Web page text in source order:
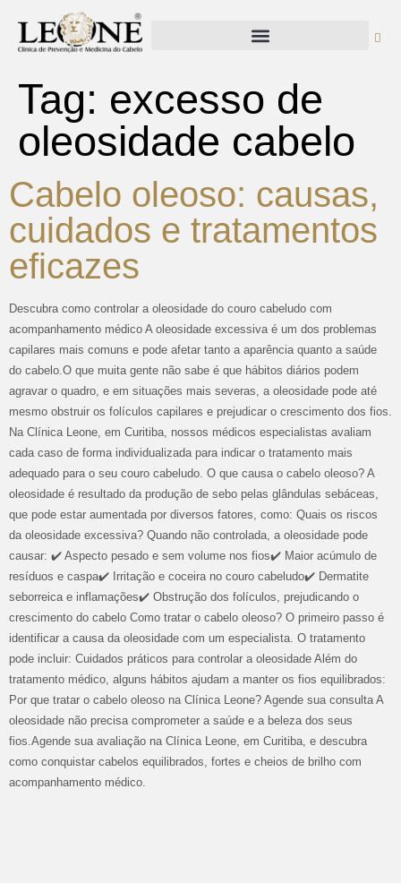
Tag: excesso de
oleosidade cabelo
Cabelo oleoso: causas,
cuidados e tratamentos
eficazes
Descubra como controlar a oleosidade do couro cabeludo com
acompanhamento médico A oleosidade excessiva é um dos problemas
capilares mais comuns e pode afetar tanto a aparência quanto a saúde
do cabelo.O que muita gente não sabe é que hábitos diários podem
agravar o quadro, e em situações mais severas, a oleosidade pode até
mesmo obstruir os folículos capilares e prejudicar o crescimento dos fios.
Na Clínica Leone, em Curitiba, nossos médicos especialistas avaliam
cada caso de forma individualizada para indicar o tratamento mais
adequado para o seu couro cabeludo. O que causa o cabelo oleoso? A
oleosidade é resultado da produção de sebo pelas glândulas sebáceas,
que pode estar aumentada por diversos fatores, como: Quais os riscos
da oleosidade excessiva? Quando não controlada, a oleosidade pode
causar: ✔️ Aspecto pesado e sem volume nos fios✔️ Maior acúmulo de
resíduos e caspa✔️ Irritação e coceira no couro cabeludo✔️ Dermatite
seborreica e inflamações✔️ Obstrução dos folículos, prejudicando o
crescimento do cabelo Como tratar o cabelo oleoso? O primeiro passo é
identificar a causa da oleosidade com um especialista. O tratamento
pode incluir: Cuidados práticos para controlar a oleosidade Além do
tratamento médico, alguns hábitos ajudam a manter os fios equilibrados:
Por que tratar o cabelo oleoso na Clínica Leone? Agende sua consulta A
oleosidade não precisa comprometer a saúde e a beleza dos seus
fios.Agende sua avaliação na Clínica Leone, em Curitiba, e descubra
como conquistar cabelos equilibrados, fortes e cheios de brilho com
acompanhamento médico.